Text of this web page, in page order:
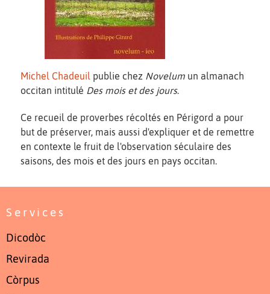
Michel Chadeuil publie chez Novelum un almanach
occitan intitulé Des mois et des jours.
Ce recueil de proverbes récoltés en Périgord a pour
but de préserver, mais aussi d'expliquer et de remettre
en contexte le fruit de l'observation séculaire des
saisons, des mois et des jours en pays occitan.
Services
Dicodòc
Revirada
Còrpus